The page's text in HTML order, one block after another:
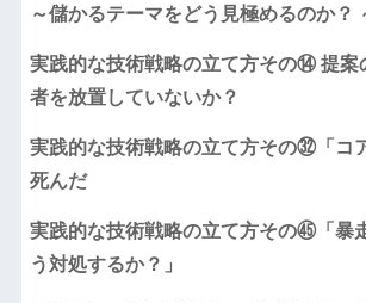
～儲かるテーマをどう見極めるのか？
実践的な技術戦略の立て方その⑭ 提案
者を放置していないか？
実践的な技術戦略の立て方その㉜「コ
死んだ
実践的な技術戦略の立て方その㊺「暴
う対処するか？」